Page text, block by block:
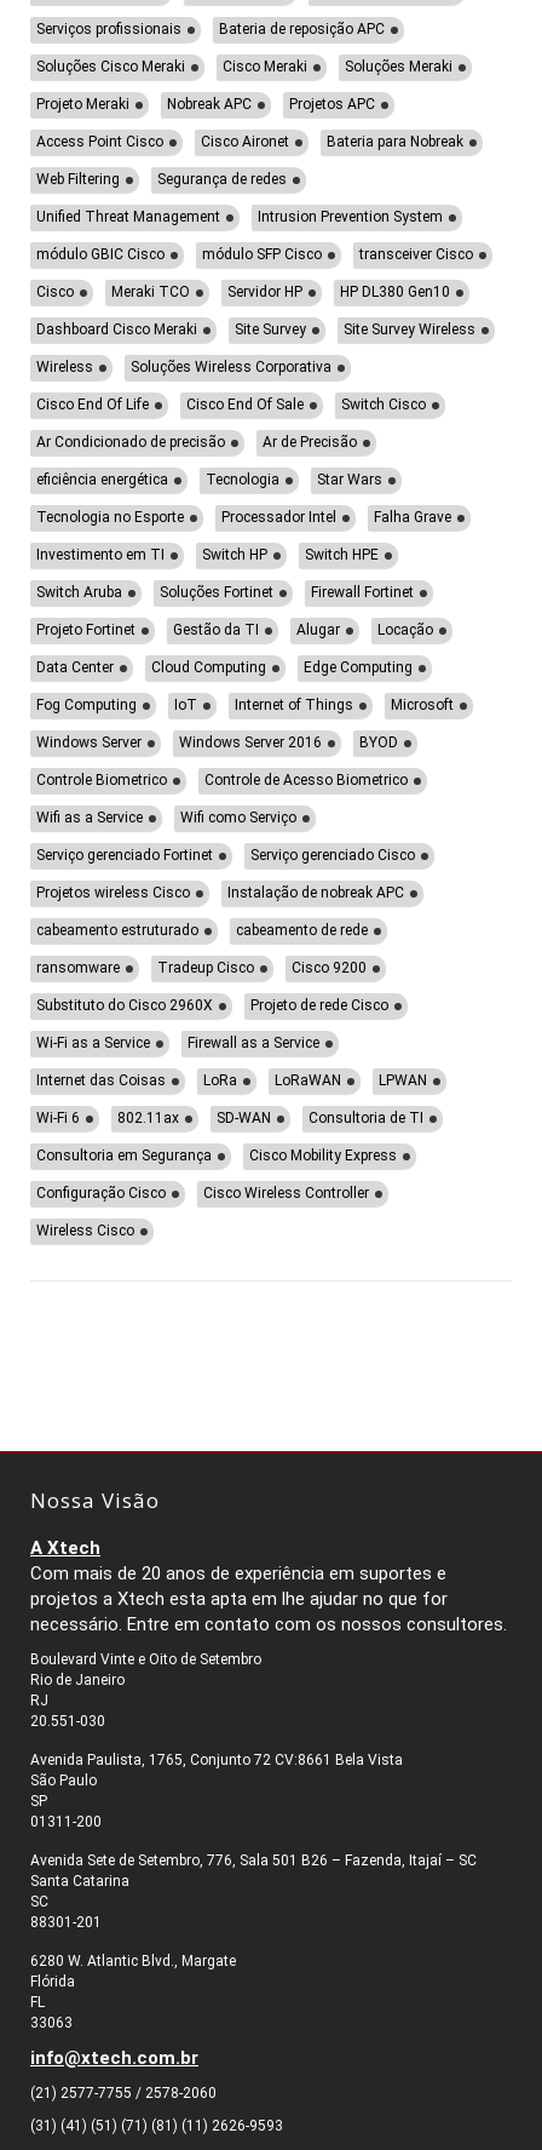
Serviços profissionais Bateria de reposição APC
Soluções Cisco Meraki Cisco Meraki Soluções Meraki
Projeto Meraki Nobreak APC Projetos APC
Access Point Cisco Cisco Aironet Bateria para Nobreak
Web Filtering Segurança de redes
Unified Threat Management Intrusion Prevention System
módulo GBIC Cisco módulo SFP Cisco transceiver Cisco
Cisco Meraki TCO Servidor HP HP DL380 Gen10
Dashboard Cisco Meraki Site Survey Site Survey Wireless
Wireless Soluções Wireless Corporativa
Cisco End Of Life Cisco End Of Sale Switch Cisco
Ar Condicionado de precisão Ar de Precisão
eficiência energética Tecnologia Star Wars
Tecnologia no Esporte Processador Intel Falha Grave
Investimento em TI Switch HP Switch HPE
Switch Aruba Soluções Fortinet Firewall Fortinet
Projeto Fortinet Gestão da TI Alugar Locação
Data Center Cloud Computing Edge Computing
Fog Computing IoT Internet of Things Microsoft
Windows Server Windows Server 2016 BYOD
Controle Biometrico Controle de Acesso Biometrico
Wifi as a Service Wifi como Serviço
Serviço gerenciado Fortinet Serviço gerenciado Cisco
Projetos wireless Cisco Instalação de nobreak APC
cabeamento estruturado cabeamento de rede
ransomware Tradeup Cisco Cisco 9200
Substituto do Cisco 2960X Projeto de rede Cisco
Wi-Fi as a Service Firewall as a Service
Internet das Coisas LoRa LoRaWAN LPWAN
Wi-Fi 6 802.11ax SD-WAN Consultoria de TI
Consultoria em Segurança Cisco Mobility Express
Configuração Cisco Cisco Wireless Controller
Wireless Cisco
Nossa Visão
A Xtech
Com mais de 20 anos de experiência em suportes e
projetos a Xtech esta apta em lhe ajudar no que for
necessário. Entre em contato com os nossos consultores.
Boulevard Vinte e Oito de Setembro
Rio de Janeiro
RJ
20.551-030
Avenida Paulista, 1765, Conjunto 72 CV:8661 Bela Vista
São Paulo
SP
01311-200
Avenida Sete de Setembro, 776, Sala 501 B26 – Fazenda, Itajaí – SC
Santa Catarina
SC
88301-201
6280 W. Atlantic Blvd., Margate
Flórida
FL
33063
info@xtech.com.br
(21) 2577-7755 / 2578-2060
(31) (41) (51) (71) (81) (11) 2626-9593